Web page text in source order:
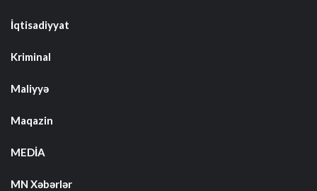
İqtisadiyyat
Kriminal
Maliyyə
Maqazin
MEDİA
MN Xəbərlər